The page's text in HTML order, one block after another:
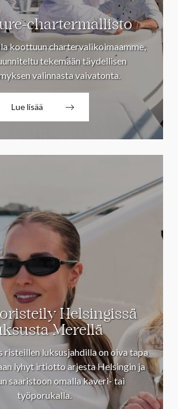
chartermallisto
koottuun chartervalikoimaamme,
tekemään täydellisen
valinnasta vaivatonta.
Lue lisää
Helsingissä
Merellä
risteillen luksusjahdilla on oiva tapa
lyhyt irtiotto arjesta Helsingin ja
saaristoon omalla kaveri- tai
työporukalla.